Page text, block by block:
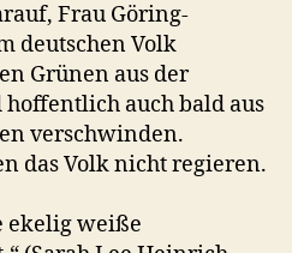
Frau Göring-
deutschen Volk
Grünen aus der
auch bald aus
verschwinden.
das Volk nicht regieren.
ekelig weiße